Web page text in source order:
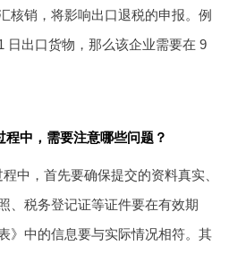
核销，将影响出口退税的申报。例
日出口货物，那么该企业需要在 9
中，需要注意哪些问题？
中，首先要确保提交的资料真实、
、税务登记证等证件要在有效期
》中的信息要与实际情况相符。其